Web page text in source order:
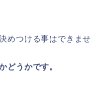
めつける事はできませ
どうかです。